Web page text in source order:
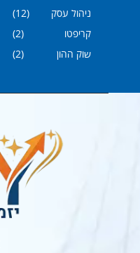
ניהול עסק
(12)
קריפטו
(2)
שוק ההון
(2)